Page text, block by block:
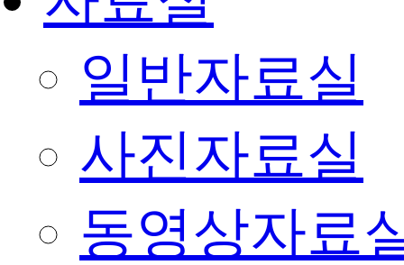
일반자료실
사진자료실
동영상자료